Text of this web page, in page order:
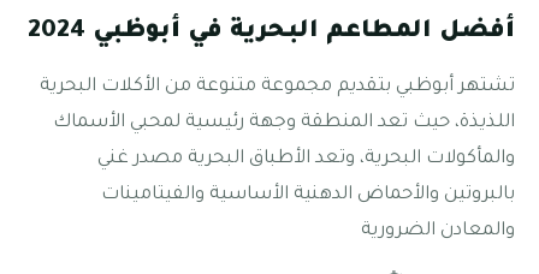
أفضل المطاعم البحرية في أبوظبي 2024
تشتهر أبوظبي بتقديم مجموعة متنوعة من الأكلات البحرية
اللذيذة، حيث تعد المنطقة وجهة رئيسية لمحبي الأسماك
والمأكولات البحرية، وتعد الأطباق البحرية مصدر غني
بالبروتين والأحماض الدهنية الأساسية والفيتامينات
والمعادن الضرورية